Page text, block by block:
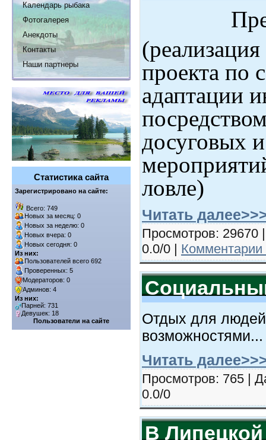
Календарь рыбака
Фотогалерея
Анекдоты
Контакты
Наши партнеры
Статистика сайта
Зарегистрировано на сайте:
Всего: 749
Новых за месяц: 0
Новых за неделю: 0
Новых вчера: 0
Новых сегодня: 0
Из них:
Пользователей всего 692
Проверенных: 5
Модераторов: 0
Админов: 4
Из них:
Парней: 731
Девушек: 18
Пользователи на сайте
проекта по
адаптации
досуговых
ловле)
Читать
Просмотров: 29670
0.0/0 | Комментарии
Отдых для
возможностями...
Читать
Просмотров: 765 |
0.0/0
В